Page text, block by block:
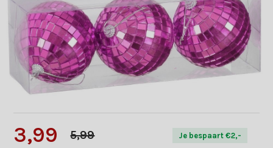
3,99 5,99 Je bespaart €2,-